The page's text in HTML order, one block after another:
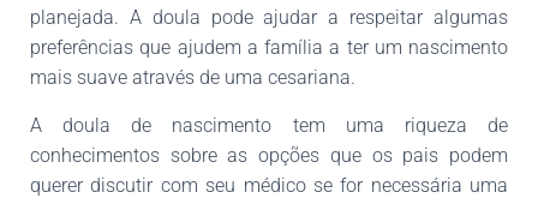
planejada. A doula pode ajudar a respeitar algumas
preferências que ajudem a família a ter um nascimento
mais suave através de uma cesariana.
A doula de nascimento tem uma riqueza de
conhecimentos sobre as opções que os pais podem
querer discutir com seu médico se for necessária uma